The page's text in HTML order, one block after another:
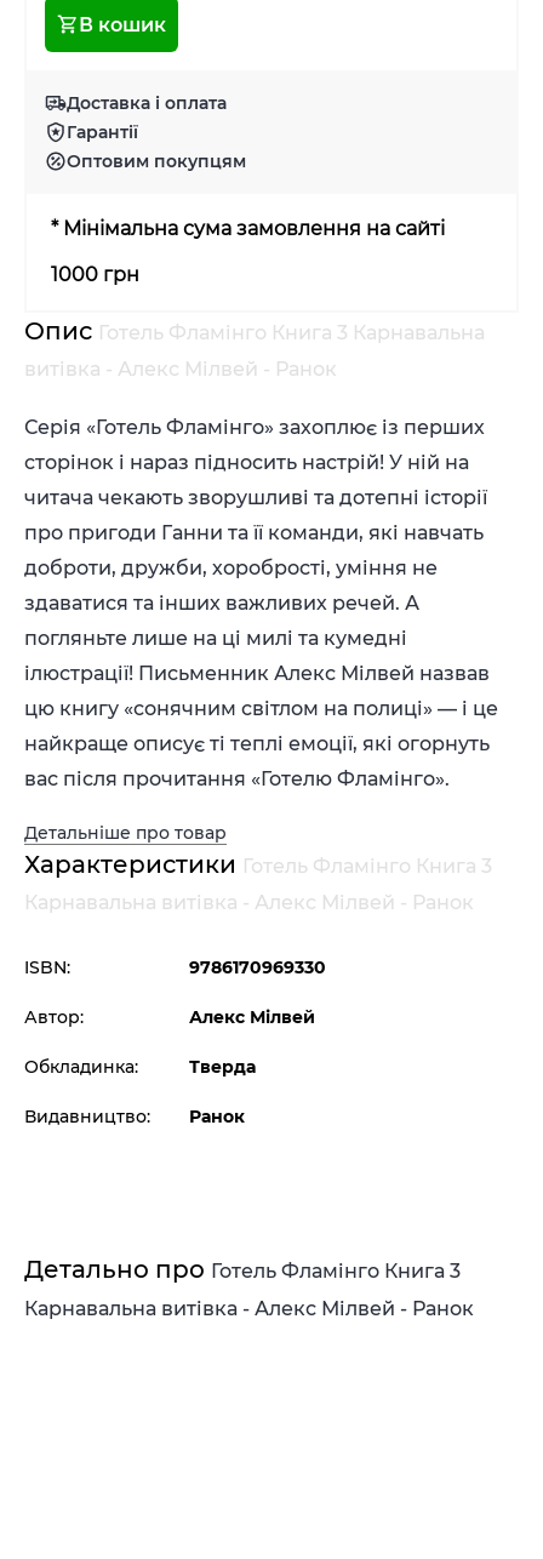
В кошик
Доставка і оплата
Гарантії
Оптовим покупцям
* Мінімальна сума замовлення на сайті
1000 грн
Опис Готель Фламінго Книга 3 Карнавальна
витівка - Алекс Мілвей - Ранок
Серія «Готель Фламінго» захоплює із перших
сторінок і нараз підносить настрій! У ній на
читача чекають зворушливі та дотепні історії
про пригоди Ганни та її команди, які навчать
доброти, дружби, хоробрості, уміння не
здаватися та інших важливих речей. А
погляньте лише на ці милі та кумедні
ілюстрації! Письменник Алекс Мілвей назвав
цю книгу «сонячним світлом на полиці» — і це
найкраще описує ті теплі емоції, які огорнуть
вас після прочитання «Готелю Фламінго».
Детальніше про товар
Характеристики Готель Фламінго Книга 3
Карнавальна витівка - Алекс Мілвей - Ранок
ISBN: 9786170969330
Автор: Алекс Мілвей
Обкладинка: Тверда
Видавництво: Ранок
Детально про Готель Фламінго Книга 3
Карнавальна витівка - Алекс Мілвей - Ранок